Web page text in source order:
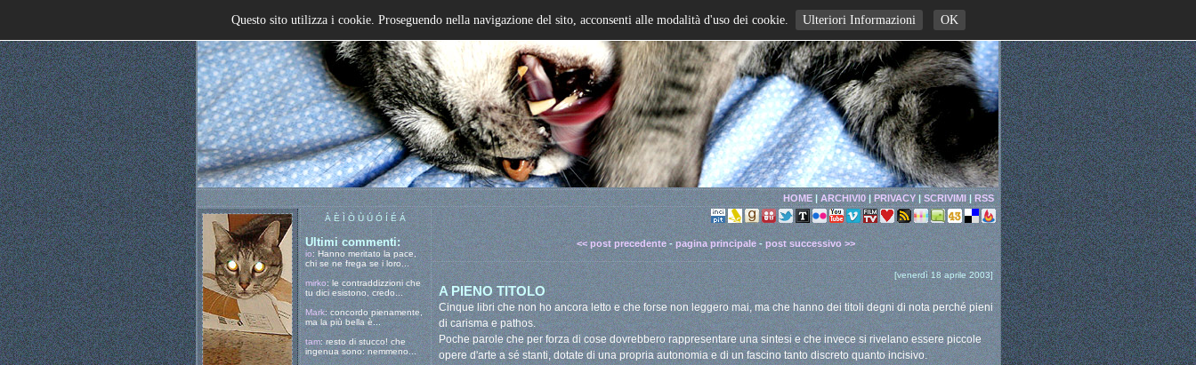
HOME|ARCHIVI0|PRIVACY|SCRIVIMI|RSS
À È Ì Ò Ù Ú Ó Í É Á
Ultimi commenti:
io: Hanno meritato la pace,
chi se ne frega se i loro...
mirko: le contraddizzioni che
tu dici esistono, credo...
Mark: concordo pienamente,
ma la più bella è...
tam: resto di stucco! che
ingenua sono: nemmeno...
<< post precedente-pagina principale-post successivo >>
[venerdì 18 aprile 2003]
A PIENO TITOLO
Cinque libri che non ho ancora letto e che forse non leggero mai, ma che hanno dei titoli degni di nota perché pieni
di carisma e pathos.
Poche parole che per forza di cose dovrebbero rappresentare una sintesi e che invece si rivelano essere piccole
opere d'arte a sé stanti, dotate di una propria autonomia e di un fascino tanto discreto quanto incisivo.
Questo sito utilizza i cookie. Proseguendo nella navigazione del sito, acconsenti alle modalità d'uso dei cookie. Ulteriori Informazioni OK